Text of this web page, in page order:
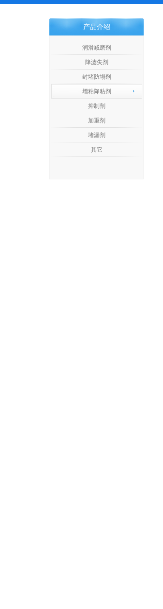
产品介绍
润滑减磨剂
降滤失剂
封堵防塌剂
增粘降粘剂
抑制剂
加重剂
堵漏剂
其它